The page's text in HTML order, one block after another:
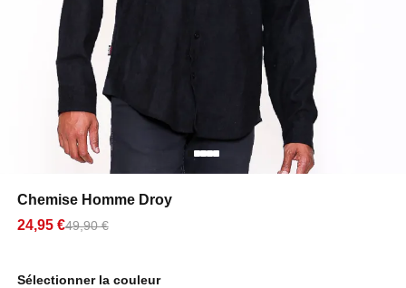
Chemise Homme Droy
24,95 €49,90 €
Sélectionner la couleur